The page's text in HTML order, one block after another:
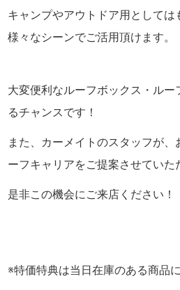
キャンプやアウトドア用として
様々なシーンでご活用頂けます。
大変便利なルーフボックス・ル
るチャンスです！
また、カーメイトのスタッフが
ーフキャリアをご提案させていた
是非この機会にご来店ください！
※特価特典は当日在庫のある商品に